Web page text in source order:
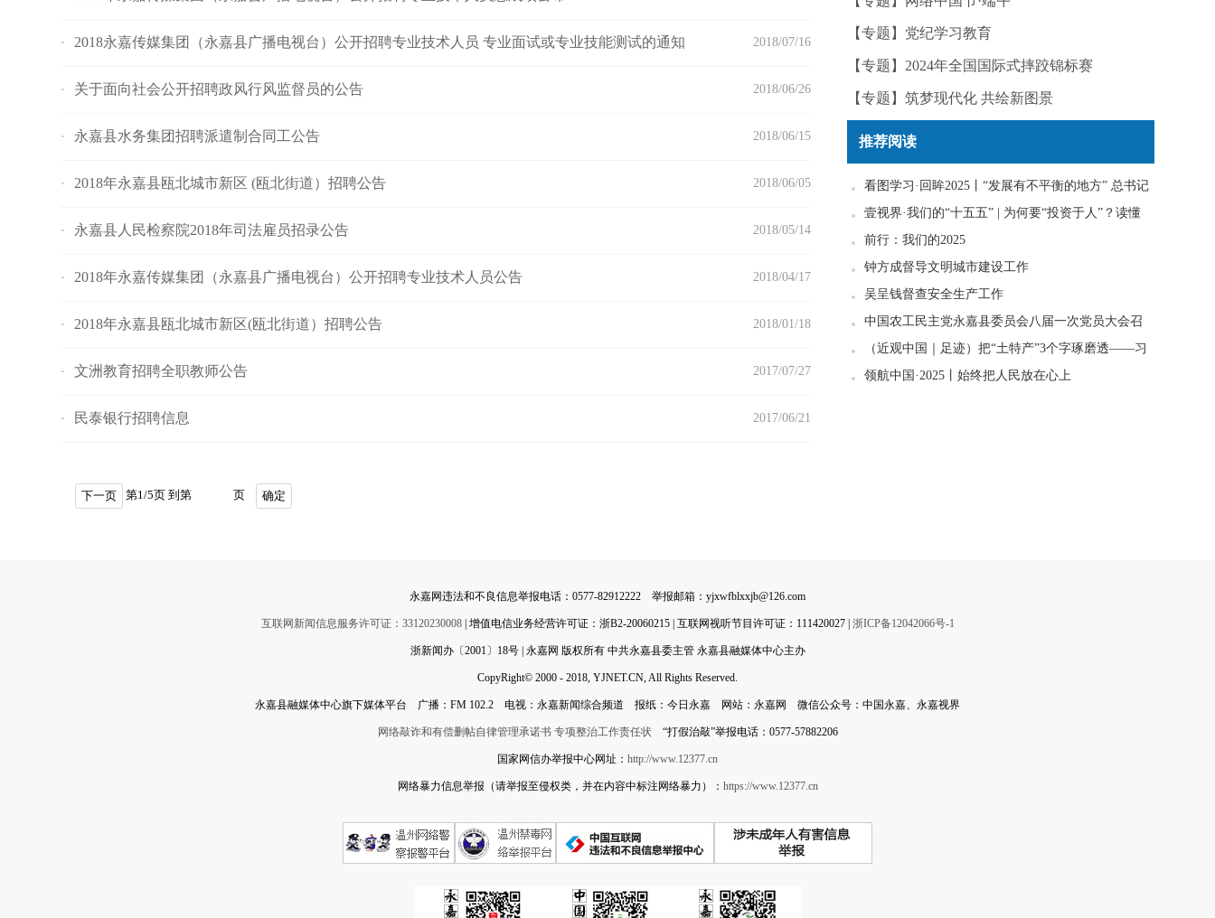
2018/07/16
· 2018永嘉传媒集团（永嘉县广播电视台）公开招聘专业技术人员 专业面试或专业技能测试的通知
2018/06/26
· 关于面向社会公开招聘政风行风监督员的公告
2018/06/15
· 永嘉县水务集团招聘派遣制合同工公告
2018/06/05
· 2018年永嘉县瓯北城市新区 (瓯北街道）招聘公告
2018/05/14
· 永嘉县人民检察院2018年司法雇员招录公告
2018/04/17
· 2018年永嘉传媒集团（永嘉县广播电视台）公开招聘专业技术人员公告
2018/01/18
· 2018年永嘉县瓯北城市新区(瓯北街道）招聘公告
2017/07/27
· 文洲教育招聘全职教师公告
2017/06/21
· 民泰银行招聘信息
下一页 第1/5页 到第 页 确定
【专题】党纪学习教育
【专题】2024年全国国际式摔跤锦标赛
【专题】筑梦现代化 共绘新图景
推荐阅读
看图学习·回眸2025丨“发展有不平衡的地方” 总书记
一直惦念在心
壹视界·我们的“十五五” | 为何要“投资于人”？读懂
政策里的发展密码
前行：我们的2025
钟方成督导文明城市建设工作
吴呈钱督查安全生产工作
中国农工民主党永嘉县委员会八届一次党员大会召
开
（近观中国｜足迹）把“土特产”3个字琢磨透——习
近平走进柚子园
领航中国·2025丨始终把人民放在心上
永嘉网违法和不良信息举报电话：0577-82912222 举报邮箱：yjxwfblxxjb@126.com
互联网新闻信息服务许可证：33120230008| 增值电信业务经营许可证：浙B2-20060215 | 互联网视听节目许可证：111420027 | 浙ICP备12042066号-1
浙新闻办〔2001〕18号 | 永嘉网 版权所有 中共永嘉县委主管 永嘉县融媒体中心主办
CopyRight© 2000 - 2018, YJNET.CN, All Rights Reserved.
永嘉县融媒体中心旗下媒体平台 广播：FM 102.2 电视：永嘉新闻综合频道 报纸：今日永嘉 网站：永嘉网 微信公众号：中国永嘉、永嘉视界
网络敲诈和有偿删帖自律管理承诺书 专项整治工作责任状“打假治敲”举报电话：0577-57882206
国家网信办举报中心网址： http://www.12377.cn
网络暴力信息举报（请举报至侵权类，并在内容中标注网络暴力）： https://www.12377.cn